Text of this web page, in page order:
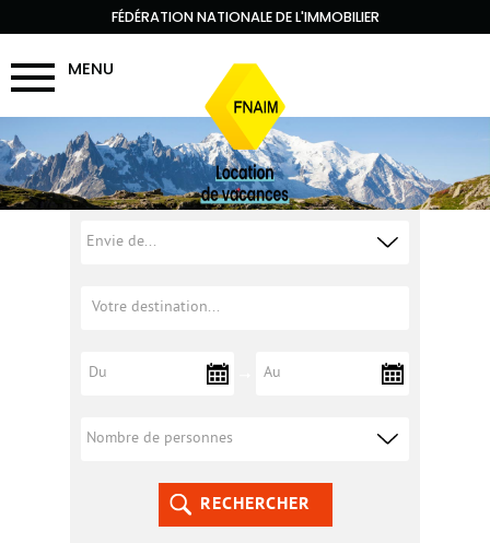
FÉDÉRATION NATIONALE DE L'IMMOBILIER
MENU
RECHERCHER